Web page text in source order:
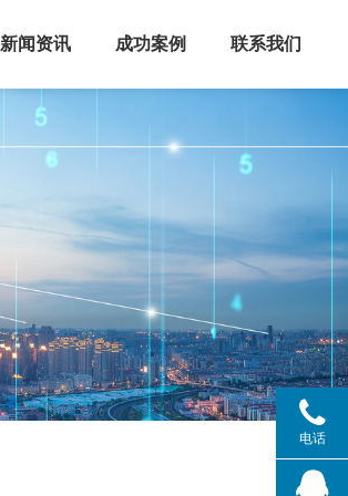
新闻资讯 成功案例 联系我们
电话